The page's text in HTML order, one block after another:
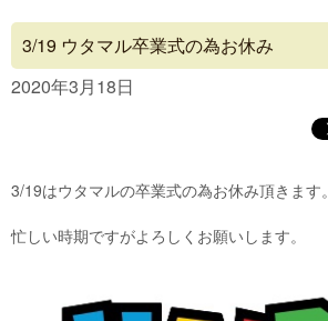
Concept
Blog
Contact
3/19 ウタマル卒業式の為お休み
2020年3月18日
3/19はウタマルの卒業式の為お休み頂きます。
忙しい時期ですがよろしくお願いします。